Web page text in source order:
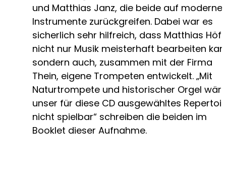
und Matthias Janz, die beide auf moderne
Instrumente zurückgreifen. Dabei war es
sicherlich sehr hilfreich, dass Matthias Höfs
nicht nur Musik meisterhaft bearbeiten
sondern auch, zusammen mit der Firma
Thein, eigene Trompeten entwickelt. „Mit
Naturtrompete und historischer Orgel
unser für diese CD ausgewähltes
nicht spielbar“ schreiben die beiden im
Booklet dieser Aufnahme.